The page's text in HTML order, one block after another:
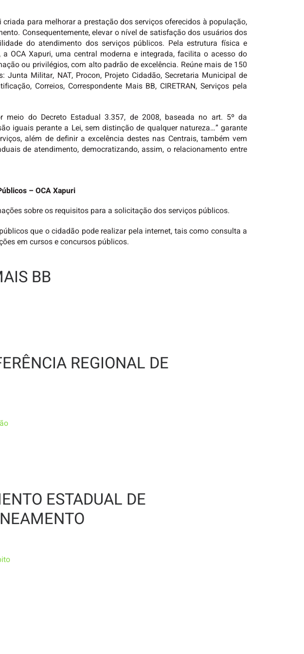
para melhorar a prestação dos serviços oferecidos à população,
Consequentemente, elevar o nível de satisfação dos usuários dos
do atendimento dos serviços públicos. Pela estrutura física e
OCA Xapuri, uma central moderna e integrada, facilita o acesso do
ou privilégios, com alto padrão de excelência. Reúne mais de 150
Junta Militar, NAT, Procon, Projeto Cidadão, Secretaria Municipal de
Correios, Correspondente Mais BB, CIRETRAN, Serviços pela
meio do Decreto Estadual 3.357, de 2008, baseada no art. 5º da
iguais perante a Lei, sem distinção de qualquer natureza…” garante
além de definir a excelência destes nas Centrais, também vem
de atendimento, democratizando, assim, o relacionamento entre
– OCA Xapuri
sobre os requisitos para a solicitação dos serviços públicos.
que o cidadão pode realizar pela internet, tais como consulta a
em cursos e concursos públicos.
BB
REGIONAL DE
ESTADUAL DE